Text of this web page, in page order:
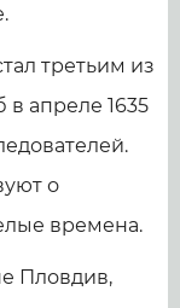
третьим из
апреле 1635
о
времена.
Пловдив,